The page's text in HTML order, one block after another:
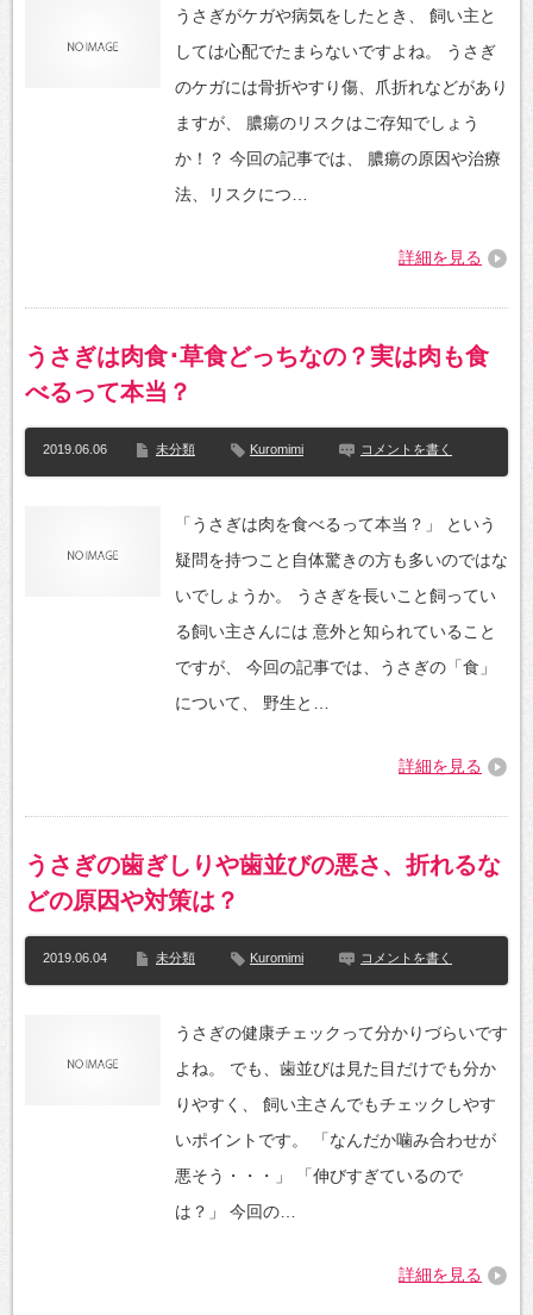
うさぎがケガや病気をしたとき、 飼い主と
しては心配でたまらないですよね。 うさぎ
のケガには骨折やすり傷、爪折れなどがあり
ますが、 膿瘍のリスクはご存知でしょう
か！？ 今回の記事では、 膿瘍の原因や治療
法、リスクにつ…
詳細を見る
うさぎは肉食･草食どっちなの？実は肉も食
べるって本当？
2019.06.06 未分類 Kuromimi コメントを書く
「うさぎは肉を食べるって本当？」 という
疑問を持つこと自体驚きの方も多いのではな
いでしょうか。 うさぎを長いこと飼ってい
る飼い主さんには 意外と知られていること
ですが、 今回の記事では、うさぎの「食」
について、 野生と…
詳細を見る
うさぎの歯ぎしりや歯並びの悪さ、折れるな
どの原因や対策は？
2019.06.04 未分類 Kuromimi コメントを書く
うさぎの健康チェックって分かりづらいです
よね。 でも、歯並びは見た目だけでも分か
りやすく、 飼い主さんでもチェックしやす
いポイントです。 「なんだか噛み合わせが
悪そう・・・」 「伸びすぎているので
は？」 今回の…
詳細を見る